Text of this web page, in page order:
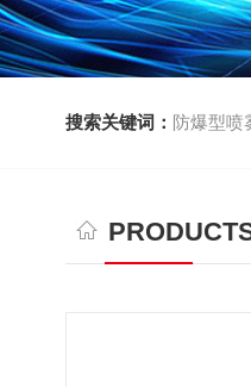
搜索关键词： 防爆型喷